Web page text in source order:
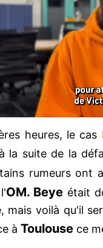
heures, le cas
la suite de la
rumeurs ont
OM. Beye était
mais voilà qu'il
à Toulouse ce